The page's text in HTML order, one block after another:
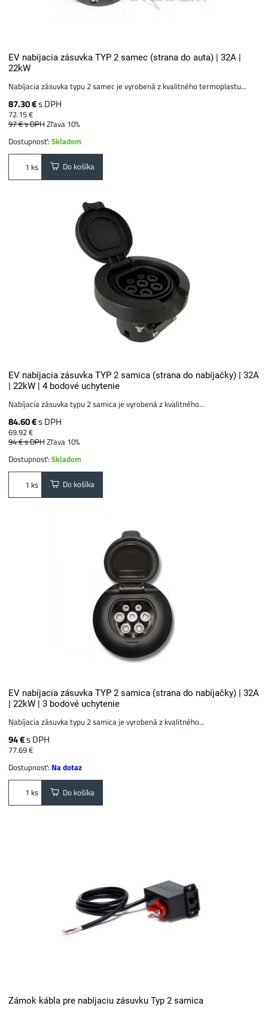
EV nabíjacia zásuvka TYP 2 samec (strana do auta) | 32A |
22kW
Nabíjacia zásuvka typu 2 samec je vyrobená z kvalitného termoplastu...
87.30 €s DPH
72.15 €
97 €s DPHZľava 10%
Dostupnosť:Skladom
ks Do košíka
EV nabíjacia zásuvka TYP 2 samica (strana do nabíjačky) | 32A
| 22kW | 4 bodové uchytenie
Nabíjacia zásuvka typu 2 samica je vyrobená z kvalitného...
84.60 €s DPH
69.92 €
94 €s DPHZľava 10%
Dostupnosť:Skladom
ks Do košíka
EV nabíjacia zásuvka TYP 2 samica (strana do nabíjačky) | 32A
| 22kW | 3 bodové uchytenie
Nabíjacia zásuvka typu 2 samica je vyrobená z kvalitného...
94 €s DPH
77.69 €
Dostupnosť: Na dotaz
ks Do košíka
Zámok kábla pre nabíjaciu zásuvku Typ 2 samica